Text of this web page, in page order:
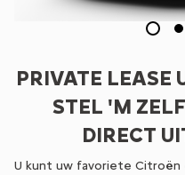
PRIVATE LEASE
STEL 'M
DIRECT
U kunt uw favoriete Citroën